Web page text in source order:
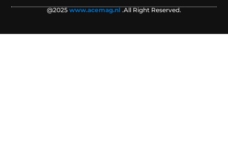
@2025 www.acemag.nl .All Right Reserved.